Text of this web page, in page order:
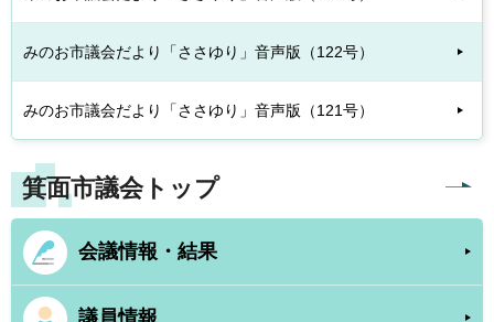
みのお市議会だより「ささゆり」音声版（122号）
みのお市議会だより「ささゆり」音声版（121号）
箕面市議会トップ
会議情報・結果
議員情報